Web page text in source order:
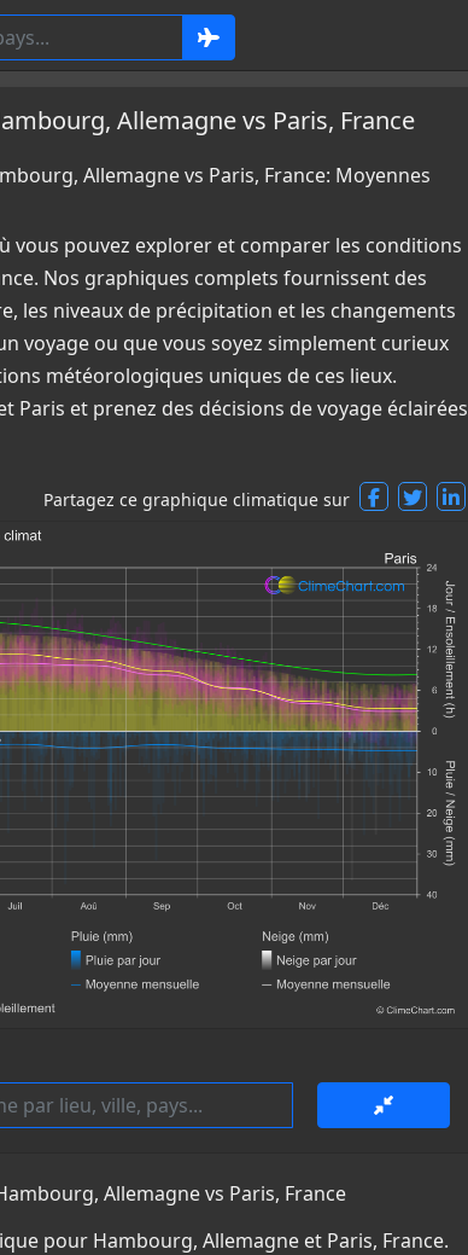
Allemagne vs Paris, France
Allemagne vs Paris, France: Moyennes
vous pouvez explorer et comparer les conditions
Nos graphiques complets fournissent des
les niveaux de précipitation et les changements
voyage ou que vous soyez simplement curieux
météorologiques uniques de ces lieux.
et prenez des décisions de voyage éclairées
Partagez ce graphique climatique sur
Allemagne vs Paris, France
pour Hambourg, Allemagne et Paris, France.